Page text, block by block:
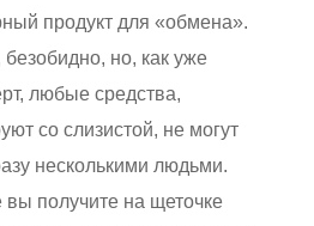
продукт для «обмена».
но, как уже
любые средства,
со слизистой, не могут
несколькими людьми.
вы получите на щеточке